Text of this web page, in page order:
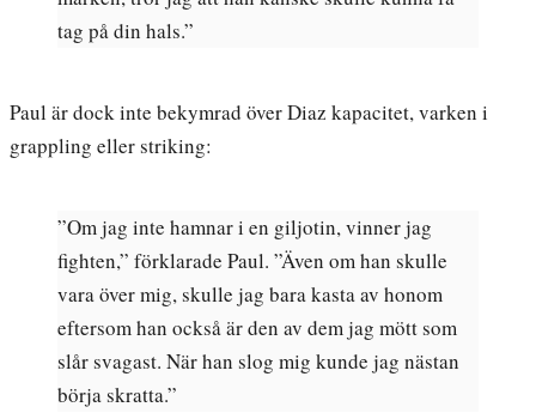
tag på din hals.”
Paul är dock inte bekymrad över Diaz kapacitet, varken i
grappling eller striking:
”Om jag inte hamnar i en giljotin, vinner jag
fighten,” förklarade Paul. ”Även om han skulle
vara över mig, skulle jag bara kasta av honom
eftersom han också är den av dem jag mött som
slår svagast. När han slog mig kunde jag nästan
börja skratta.”